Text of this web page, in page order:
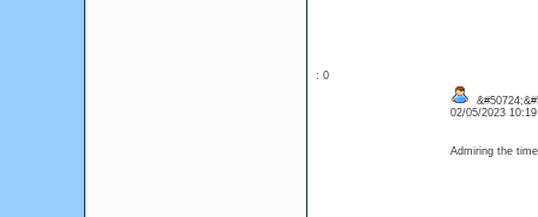
: 0
02/05/2023
Admiring the